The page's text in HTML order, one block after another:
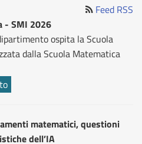
Feed RSS
- SMI 2026
ospita la Scuola
dalla Scuola Matematica
matematici, questioni
dell’IA